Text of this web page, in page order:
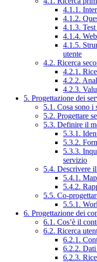
4.1.1.
4.1.2.
4.1.3.
4.1.4.
4.1.5.
utente
4.2. Ricerca
4.2.1.
4.2.2.
4.2.3.
5. Progettazione dei
5.1. Cosa sono i
5.2. Progettare
5.3. Definire il
5.3.1.
5.3.2.
5.3.3.
servizio
5.4. Descrivere
5.4.1.
5.4.2.
5.5. Co-
5.5.1.
6. Progettazione dei
6.1. Cos’è il
6.2. Ricerca
6.2.1.
6.2.2.
6.2.3.